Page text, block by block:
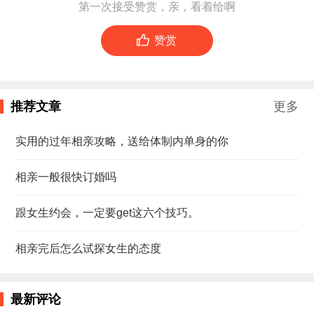
第一次接受赞赏，亲，看着给啊
 赞赏
推荐文章 更多
实用的过年相亲攻略，送给体制内单身的你
相亲一般很快订婚吗
跟女生约会，一定要get这六个技巧。
相亲完后怎么试探女生的态度
最新评论